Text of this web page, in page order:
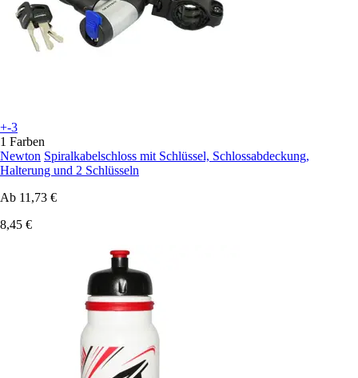
+-3
1 Farben
Newton Spiralkabelschloss mit Schlüssel, Schlossabdeckung,
Halterung und 2 Schlüsseln
Ab 11,73 €
8,45 €